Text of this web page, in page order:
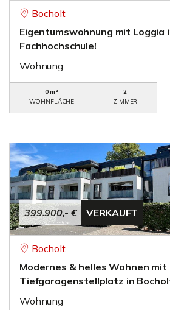
Bocholt
Eigentumswohnung mit Loggia
Fachhochschule!
Wohnung
0 m²
WOHNFLÄCHE
2
ZIMMER
399.900,- € VERKAUFT
Bocholt
Modernes & helles Wohnen mit
Tiefgaragenstellplatz in
Wohnung